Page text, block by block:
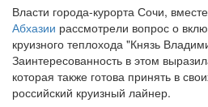
Власти города-курорта Сочи,
Абхазии рассмотрели вопрос о
круизного теплохода "Князь
Заинтересованность в этом
которая также готова принять в
российский круизный лайнер.